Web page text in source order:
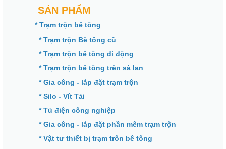
SẢN PHẨM
* Trạm trộn bê tông
* Trạm trộn Bê tông cũ
* Trạm trộn bê tông di động
* Trạm trộn bê tông trên sà lan
* Gia công - lắp đặt trạm trộn
* Silo - Vít Tải
* Tủ điện công nghiệp
* Gia công - lắp đặt phần mêm trạm trộn
* Vật tư thiết bị trạm trôn bê tông